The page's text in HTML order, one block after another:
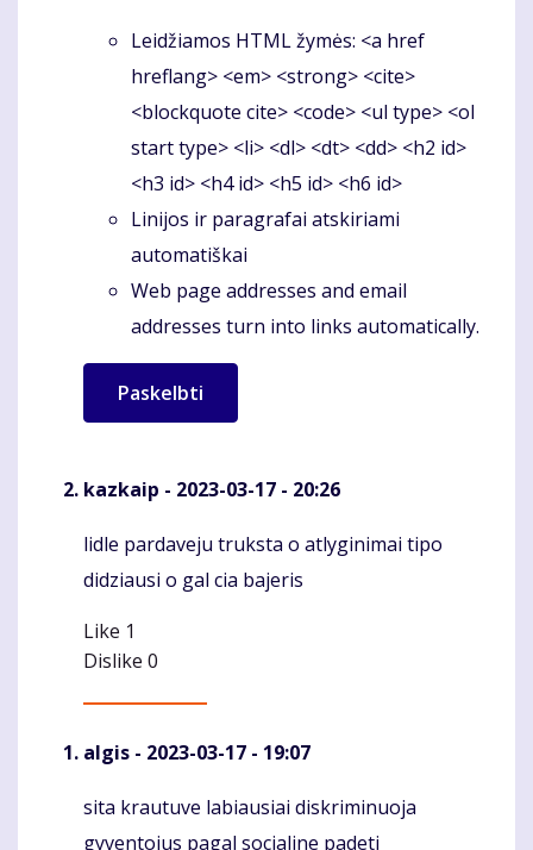
Leidžiamos HTML žymės: <a href
hreflang> <em> <strong> <cite>
<blockquote cite> <code> <ul type> <ol
start type> <li> <dl> <dt> <dd> <h2 id>
<h3 id> <h4 id> <h5 id> <h6 id>
Linijos ir paragrafai atskiriami
automatiškai
Web page addresses and email
addresses turn into links automatically.
kazkaip - 2023-03-17 - 20:26
Komentaras
lidle pardaveju truksta o atlyginimai tipo
didziausi o gal cia bajeris
Like 1
Dislike 0
algis - 2023-03-17 - 19:07
Komentaras
sita krautuve labiausiai diskriminuoja
gyventojus pagal socialine padeti